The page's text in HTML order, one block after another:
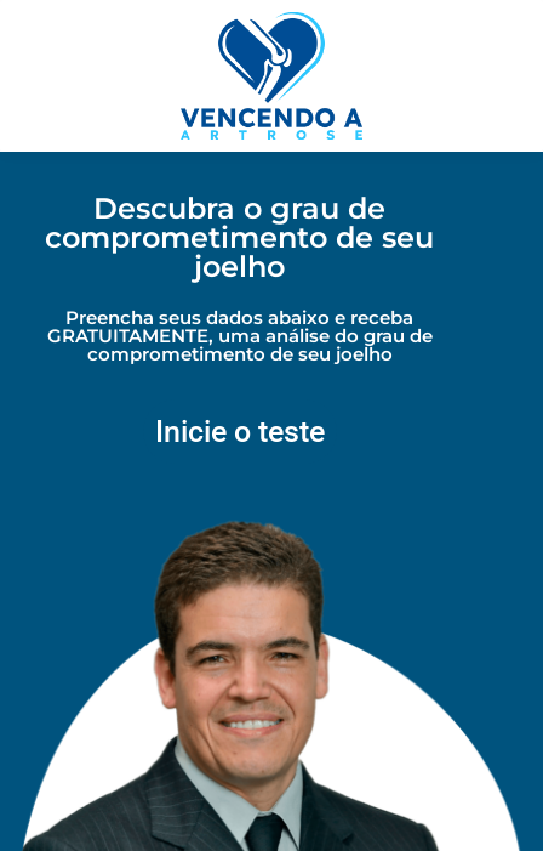
Descubra o grau de
comprometimento de seu
joelho
Preencha seus dados abaixo e receba
GRATUITAMENTE, uma análise do grau de
comprometimento de seu joelho
Inicie o teste